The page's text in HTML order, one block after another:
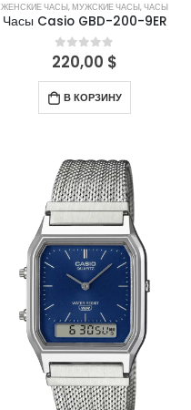
ЖЕНСКИЕ ЧАСЫ,МУЖСКИЕ ЧАСЫ,ЧАСЫ
Часы Casio GBD-200-9ER
0out of 5
220,00 $
В КОРЗИНУ